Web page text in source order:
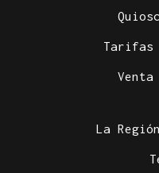
Tarifas
Venta
La